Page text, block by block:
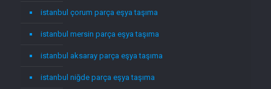
istanbul çorum parça eşya taşıma
istanbul mersin parça eşya taşıma
istanbul aksaray parça eşya taşıma
istanbul niğde parça eşya taşıma